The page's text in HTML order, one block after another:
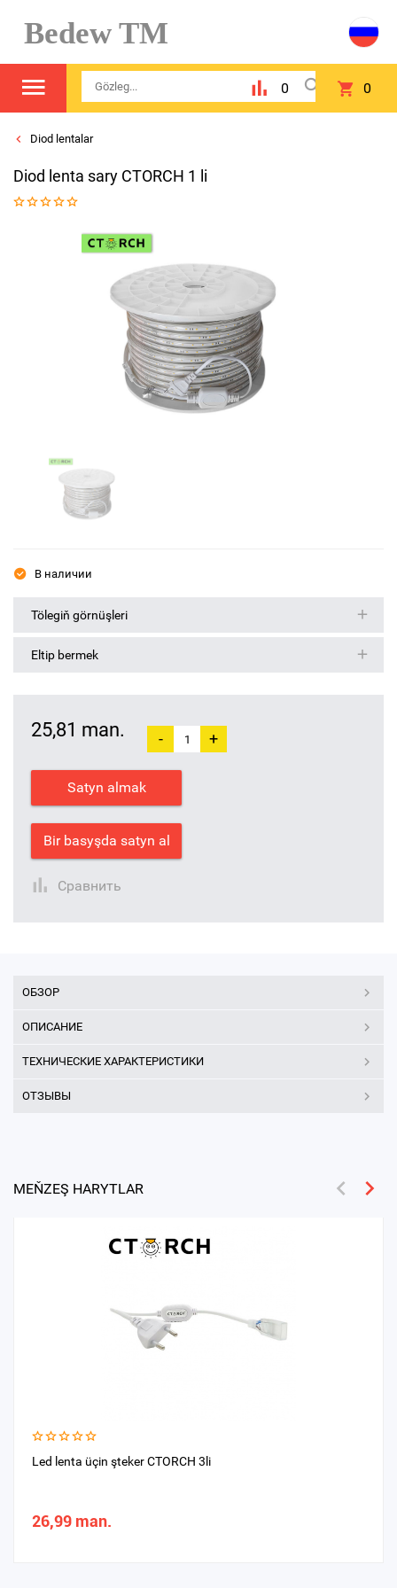
Bedew TM
0 0
Diod lentalar
Diod lenta sary CTORCH 1 li
В наличии
Tölegiň görnüşleri
Eltip bermek
25,81 man. - +
Satyn almak
Bir basyşda satyn al
Сравнить
ОБЗОР
ОПИСАНИЕ
ТЕХНИЧЕСКИЕ ХАРАКТЕРИСТИКИ
ОТЗЫВЫ
MEŇZEŞ HARYTLAR
Led lenta üçin şteker CTORCH 3li
26,99 man.